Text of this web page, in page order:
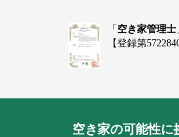
「 空き家管理士
【登録第
空き家の可能性に